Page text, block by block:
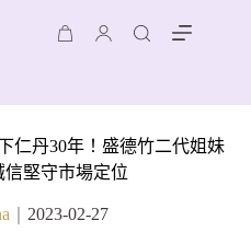
仁丹30年！盛德竹二代姐妹
堅守市場定位
2023-02-27